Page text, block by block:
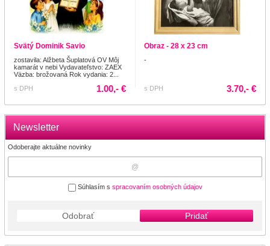
Newsletter
Odoberajte aktuálne novinky
Súhlasím s spracovaním osobných údajov
Odobrať Pridať
Svätý Dominik Savio
zostavila: Alžbeta Šuplatová OV Môj
kamarát v nebi Vydavateľstvo: ZAEX
Väzba: brožovaná Rok vydania: 2...
s DPH
1.00,- €
Obraz - 28 x 23 cm
-
s DPH 3.70,- €